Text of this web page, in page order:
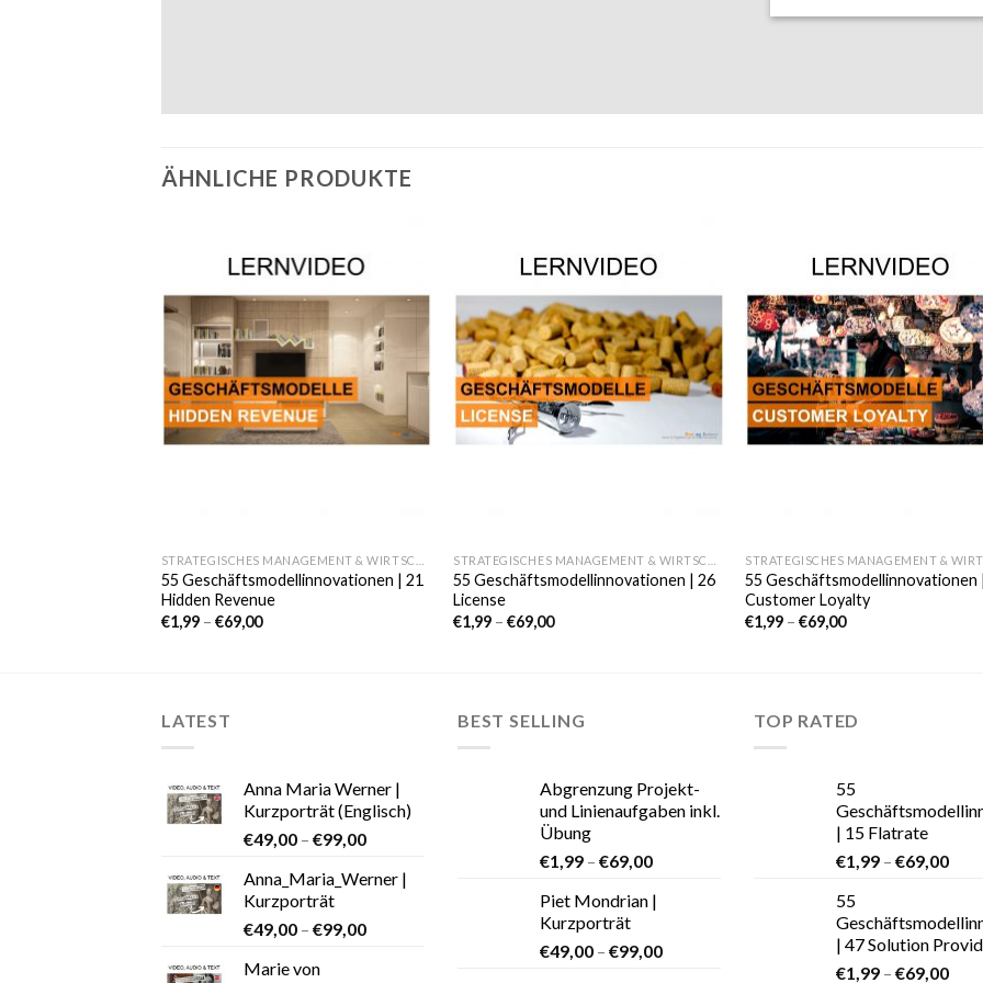
ÄHNLICHE PRODUKTE
Auf die
Wunschliste
55 Geschäftsmodellinnovationen | 21
Hidden Revenue
€1,99– €69,00
Auf die
Wunschliste
55 Geschäftsmodellinnovationen | 26
License
€1,99 –€69,00
Auf die
55 Geschäftsmodellinnovationen
Customer Loyalty
€1,99 –€69,00
LATEST
Anna Maria Werner |
Kurzporträt (Englisch)
€49,00 – €99,00
Anna_Maria_Werner |
Kurzporträt
€49,00 – €99,00
Marie von
BEST SELLING
Abgrenzung Projekt-
und Linienaufgaben inkl.
Übung
€1,99 – €69,00
Piet Mondrian |
Kurzporträt
€49,00 – €99,00
TOP RATED
55
| 15 Flatrate
€1,99 – €69,00
55
| 47 Solution
€1,99 – €69,00